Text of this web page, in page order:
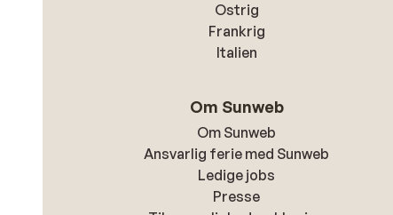
Ostrig
Frankrig
Italien
Om Sunweb
Om Sunweb
Ansvarlig ferie med Sunweb
Ledige jobs
Presse